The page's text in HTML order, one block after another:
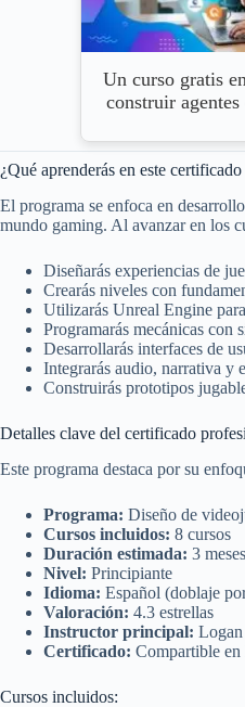
Un curso gratis
construir
¿Qué aprenderás en este
El programa se enfoca en
mundo gaming. Al avanzar en los
Diseñarás experiencias de
Crearás niveles con
Utilizarás Unreal Engine
Programarás mecánicas con
Desarrollarás interfaces de
Integrarás audio, narrativa y
Construirás prototipos
Detalles clave del certificado
Este programa destaca por su
Programa: Diseño de
Cursos incluidos: 8 cursos
Duración estimada: 3
Nivel: Principiante
Idioma: Español (doblaje
Valoración: 4.3 estrellas
Instructor principal:
Certificado: Compartible
Cursos incluidos: